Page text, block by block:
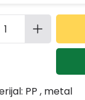
PP , metal